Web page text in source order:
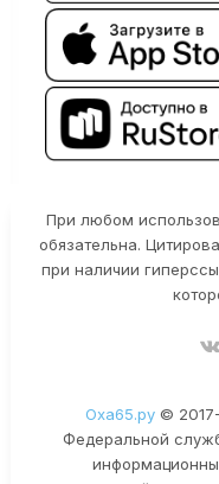
При любом
обязательна.
при наличии
Оха65.ру© 2017-
Федеральной